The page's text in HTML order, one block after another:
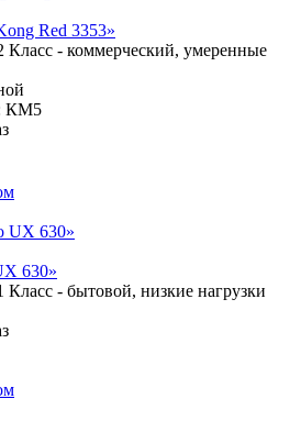
Red 3353»
Класс - коммерческий, умеренные
КМ5
630»
Класс - бытовой, низкие нагрузки